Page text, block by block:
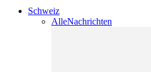
Schweiz
AlleNachrichten